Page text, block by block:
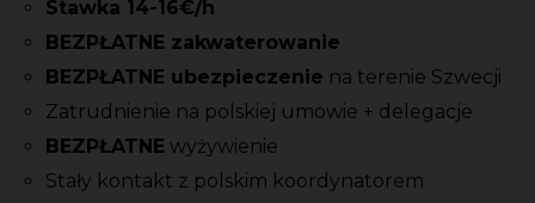
Stawka 14-16€/h
BEZPŁATNE zakwaterowanie
BEZPŁATNE ubezpieczenie na terenie Szwecji
Zatrudnienie na polskiej umowie + delegacje
BEZPŁATNE wyżywienie
Stały kontakt z polskim koordynatorem